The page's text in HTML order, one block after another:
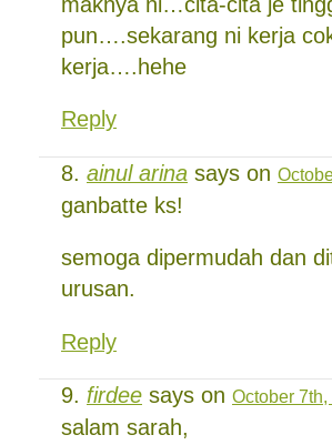
pun….sekarang ni kerja
kerja….hehe
Reply
ainul arina says on
ganbatte ks!
semoga dipermudah dan
urusan.
Reply
firdee says on October
salam sarah,